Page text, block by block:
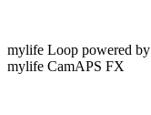
mylife Loop powered by
mylife CamAPS FX